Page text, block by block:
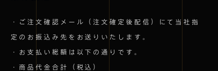
・ご注文確認メール（注文確定後配信）にて当社指
定のお振込み先をお送りいたします。
・お支払い総額は以下の通りです。
・商品代金合計（税込）